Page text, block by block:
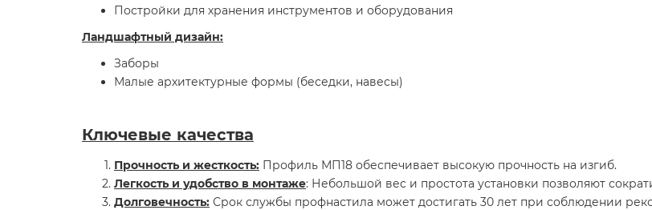
Постройки для хранения инструментов и оборудования
Ландшафтный дизайн:
Заборы
Малые архитектурные формы (беседки, навесы)
Ключевые качества
Прочность и жесткость: Профиль МП18 обеспечивает высокую прочность на изгиб.
Легкость и удобство в монтаже: Небольшой вес и простота установки позволяют
Долговечность: Срок службы профнастила может достигать 30 лет при соблюдении